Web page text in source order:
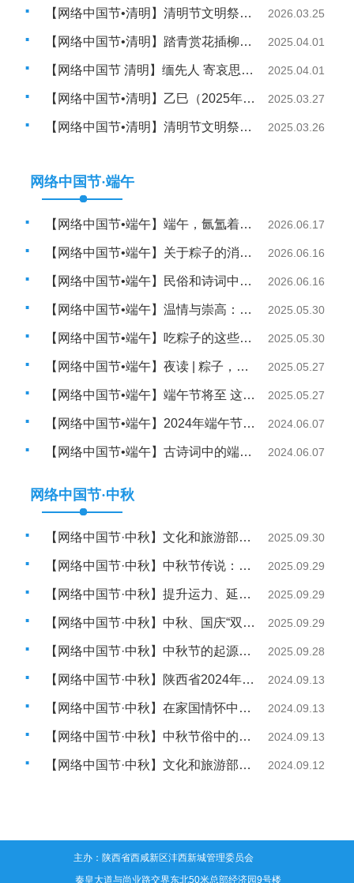
2026.03.25
【网络中国节•清明】清明节文明祭扫倡议书
2025.04.01
【网络中国节•清明】踏青赏花插柳枝，看看古人如何过清明
2025.04.01
【网络中国节 清明】缅先人 寄哀思：在仪式感里涵养家国情怀
2025.03.27
【网络中国节•清明】乙巳（2025年）清明公祭轩辕黄帝典礼将于4月4日举行
2025.03.26
【网络中国节•清明】清明节文明祭扫倡议书
网络中国节·端午
2026.06.17
【网络中国节•端午】端午，氤氲着传统文化粽香的节日
2026.06.16
【网络中国节•端午】关于粽子的消费提示
2026.06.16
【网络中国节•端午】民俗和诗词中端午的文化内涵
2025.05.30
【网络中国节•端午】温情与崇高：端午节俗的当代意义
2025.05.30
【网络中国节•端午】吃粽子的这些讲究，你知道吗？
2025.05.27
【网络中国节•端午】夜读 | 粽子，只有一种能打动我
2025.05.27
【网络中国节•端午】端午节将至 这份食品选购指南请收好
2024.06.07
【网络中国节•端午】2024年端午节陕西省高速公路出行温馨提示
2024.06.07
【网络中国节•端午】古诗词中的端午习俗
网络中国节·中秋
2025.09.30
【网络中国节·中秋】文化和旅游部、中国气象局联合发布国庆节中秋节假期旅游气象提示
2025.09.29
【网络中国节·中秋】中秋节传说：嫦娥奔月
2025.09.29
【网络中国节·中秋】提升运力、延长运营，西安地铁护航市民乘客双节假期出行路
2025.09.29
【网络中国节·中秋】中秋、国庆“双节”饮食消费安全提示
2025.09.28
【网络中国节·中秋】中秋节的起源发展和习俗活动
2024.09.13
【网络中国节·中秋】陕西省2024年中秋节公路网出行温馨提示
2024.09.13
【网络中国节·中秋】在家国情怀中传承文化血脉
2024.09.13
【网络中国节·中秋】中秋节俗中的文化理想
2024.09.12
【网络中国节·中秋】文化和旅游部中秋节假期出游提示
主办：陕西省西咸新区沣西新城管理委员会
地址：秦皇大道与尚业路交界东北50米总部经济园9号楼